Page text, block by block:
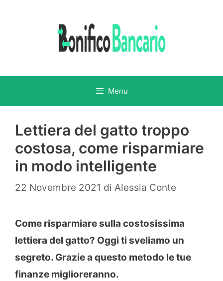
Menu
Lettiera del gatto troppo
costosa, come risparmiare
in modo intelligente
22 Novembre 2021 di Alessia Conte
Come risparmiare sulla costosissima
lettiera del gatto? Oggi ti sveliamo un
segreto. Grazie a questo metodo le tue
finanze miglioreranno.